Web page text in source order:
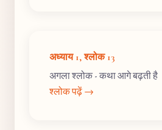
अध्याय 1, श्लोक 13
अगला श्लोक - कथा आगे बढ़ती है
श्लोक पढ़ें →